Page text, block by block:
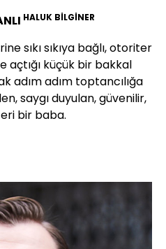
HALUK BİLGİNER
sıkı sıkıya bağlı, otoriter
açtığı küçük bir bakkal
adım adım toptancılığa
saygı duyulan, güvenilir,
bir baba.